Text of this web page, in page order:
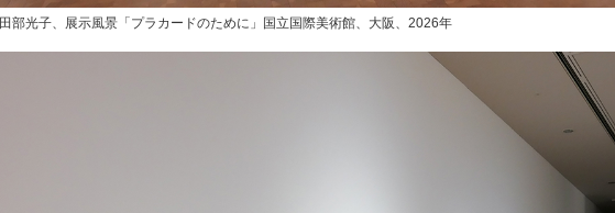
田部光子、展示風景「プラカードのために」国立国際美術館、大阪、2026年